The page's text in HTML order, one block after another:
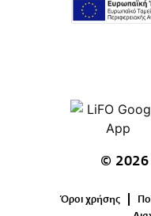
©
Όροι χρήσης